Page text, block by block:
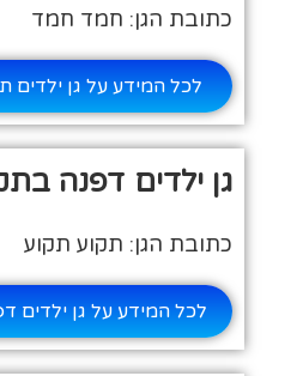
כתובת הגן: חמד חמד
לכל המידע על גן ילדים
גן ילדים דפנה
כתובת הגן: תקוע תקוע
לכל המידע על גן ילדים